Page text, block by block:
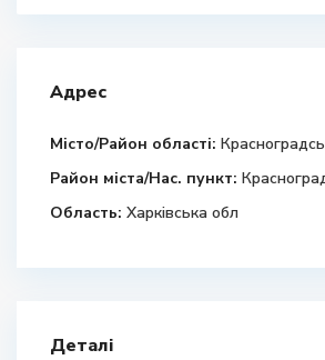
Адрес
Місто/Район області:
Район міста/Нас. пункт:
Область: Харківська обл
Деталі